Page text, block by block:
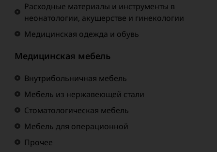
Расходные материалы и инструменты в
неонатологии, акушерстве и гинекологии
Медицинская одежда и обувь
Медицинская мебель
Внутрибольничная мебель
Мебель из нержавеющей стали
Стоматологическая мебель
Мебель для операционной
Прочее